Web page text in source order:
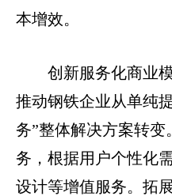
本增效。
创新服务化商业
推动钢铁企业从单纯
务”整体解决方案转变
务，根据用户个性化
设计等增值服务。拓